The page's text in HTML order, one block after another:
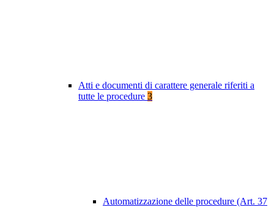
Atti e documenti di carattere generale riferiti a
tutte le procedure 3
Automatizzazione delle procedure (Art. 37